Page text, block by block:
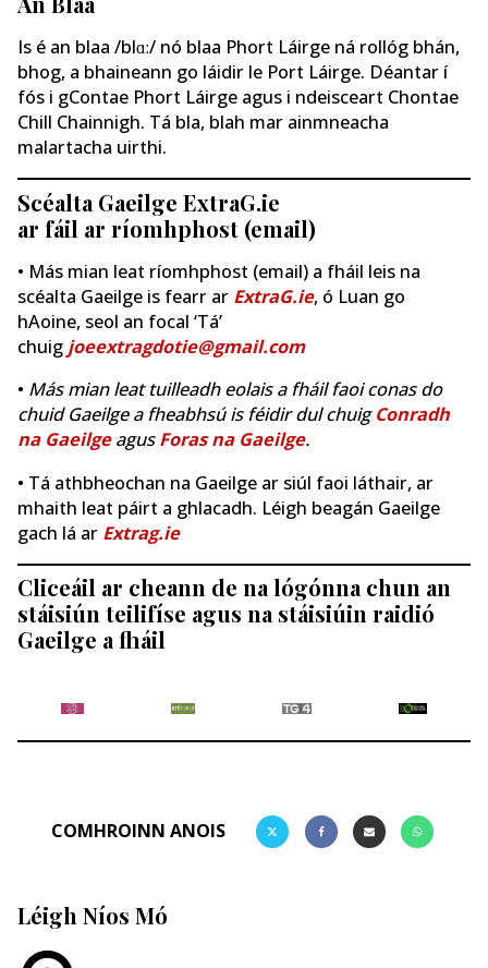
Is é an blaa /blɑː/ nó blaa Phort Láirge ná rollóg bhán,
bhog, a bhaineann go láidir le Port Láirge. Déantar í
fós i gContae Phort Láirge agus i ndeisceart Chontae
Chill Chainnigh. Tá bla, blah mar ainmneacha
malartacha uirthi.
Scéalta Gaeilge ExtraG.ie
ar fáil ar ríomhphost (email)
• Más mian leat ríomhphost (email) a fháil leis na
scéalta Gaeilge is fearr ar ExtraG.ie, ó Luan go
hAoine, seol an focal ‘Tá’
chuig joeextragdotie@gmail.com
• Más mian leat tuilleadh eolais a fháil faoi conas do
chuid Gaeilge a fheabhsú is féidir dul chuigConradh
na GaeilgeagusForas na Gaeilge.
• Tá athbheochan na Gaeilge ar siúl faoi láthair, ar
mhaith leat páirt a ghlacadh. Léigh beagán Gaeilge
gach lá ar Extrag.ie
Cliceáil ar cheann de na lógónna chun an
stáisiún teilifíse agus na stáisiúin raidió
Gaeilge a fháil
COMHROINN ANOIS
Léigh Níos Mó